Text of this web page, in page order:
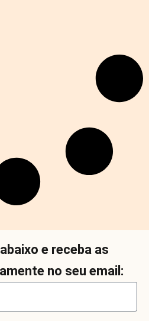
e receba as
no seu email: